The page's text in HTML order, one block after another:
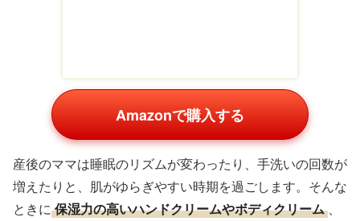
Amazonで購入する
産後のママは睡眠のリズムが変わったり、手洗いの回数が
増えたりと、肌がゆらぎやすい時期を過ごします。そんな
ときに 保湿力の高いハンドクリームやボディクリーム 、